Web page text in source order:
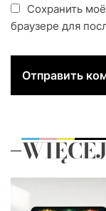
Сохранить
браузере для